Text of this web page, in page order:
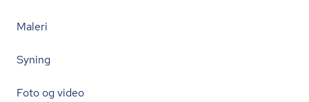
Maleri
Syning
Foto og video